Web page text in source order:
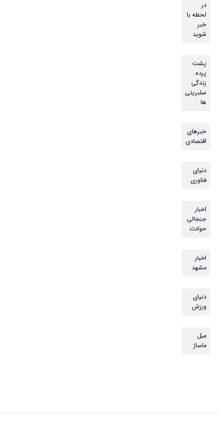
در
لحظه با
خبر
شوید
پشت
پرده
زندگی
سلبریتی
ها
خبرهای
اقتصادی
دنیای
فناوری
اخبار
جنجالی
حوادث
اخبار
مشهد
دنیای
ورزش
مبل
ماساژ